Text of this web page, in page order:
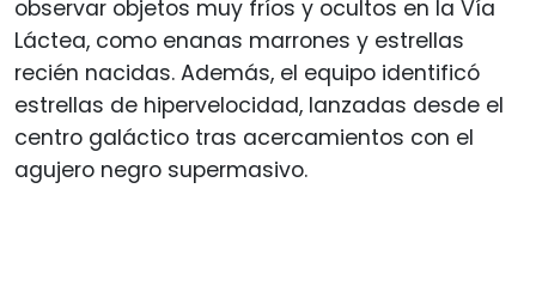
observar objetos muy fríos y ocultos en la Vía
Láctea, como enanas marrones y estrellas
recién nacidas. Además, el equipo identificó
estrellas de hipervelocidad, lanzadas desde el
centro galáctico tras acercamientos con el
agujero negro supermasivo.